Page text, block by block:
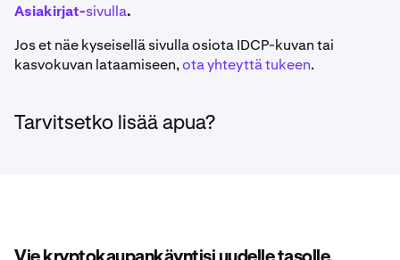
Asiakirjat-sivulla.
Jos et näe kyseisellä sivulla osiota IDCP-kuvan tai
kasvokuvan lataamiseen,ota yhteyttä tukeen.
Tarvitsetko lisää apua?